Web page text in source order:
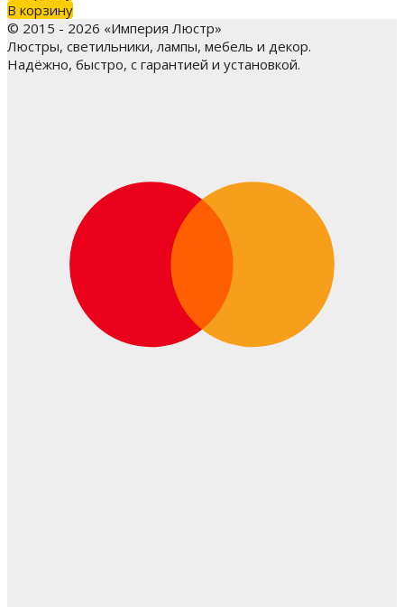
В корзину
© 2015 - 2026 «Империя Люстр»
Люстры, светильники, лампы, мебель и декор.
Надёжно, быстро, с гарантией и установкой.